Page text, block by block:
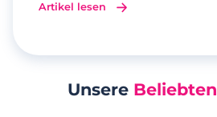
Artikel lesen
Unsere Beliebten